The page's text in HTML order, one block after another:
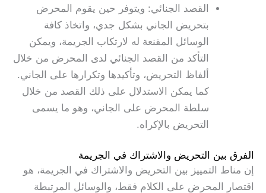
القصد الجنائي: ويتوفر حين يقوم المحرض
بتحريض الجاني بشكل جدي، واتخاذ كافة
الوسائل المقنعة له لارتكاب الجريمة، ويمكن
التأكد من القصد الجنائي لدى المحرض من خلال
ألفاظ التحريض، وتأكيدها وتكرارها على الجاني.
كما يمكن الاستدلال على ذلك القصد من خلال
سلطة المحرض على الجاني، وهو ما يسمى
التحريض بالإكراه.
الفرق بين التحريض والاشتراك في الجريمة
إن مناط التمييز بين التحريض والاشتراك في الجريمة، هو
اقتصار المحرض على الكلام فقط، والوسائل المرتبطة